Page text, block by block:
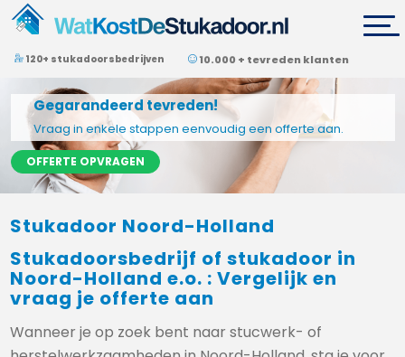
120+ stukadoorsbedrijven 10.000 + tevreden klanten
Gegarandeerd tevreden!
Vraag in enkele stappen eenvoudig een offerte aan.
OFFERTE OPVRAGEN
Stukadoor Noord-Holland
Stukadoorsbedrijf of stukadoor in
Noord-Holland e.o. : Vergelijk en
vraag je offerte aan
Wanneer je op zoek bent naar stucwerk- of